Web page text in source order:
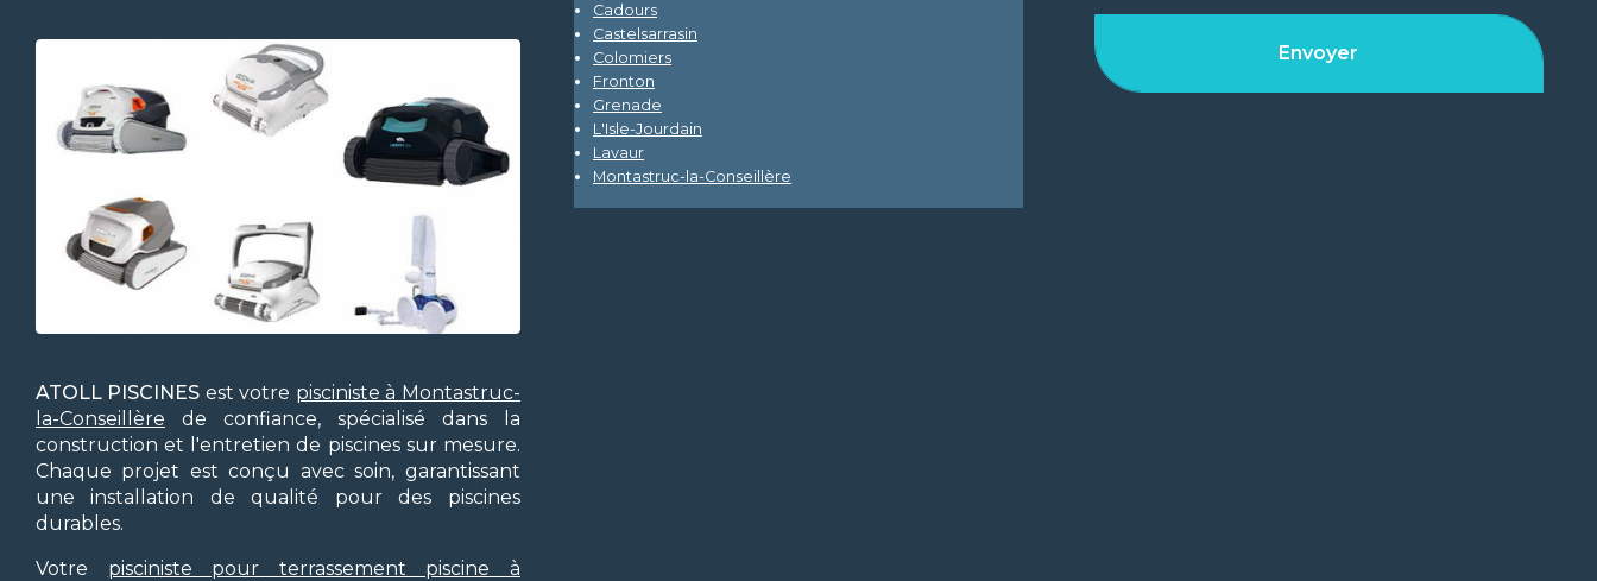
ATOLL PISCINES est votre pisciniste à Montastruc-
la-Conseillère de confiance, spécialisé dans la
construction et l'entretien de piscines sur mesure.
Chaque projet est conçu avec soin, garantissant
une installation de qualité pour des piscines
durables.
Votre pisciniste pour terrassement piscine à
Cadours
Castelsarrasin
Colomiers
Fronton
Grenade
L'Isle-Jourdain
Lavaur
Montastruc-la-Conseillère